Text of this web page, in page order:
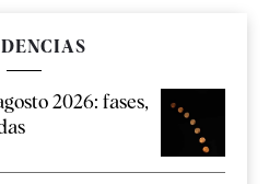
2026: fases,